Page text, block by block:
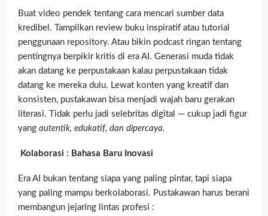
Buat video pendek tentang cara mencari sumber data
kredibel. Tampilkan review buku inspiratif atau tutorial
penggunaan repository. Atau bikin podcast ringan tentang
pentingnya berpikir kritis di era AI. Generasi muda tidak
akan datang ke perpustakaan kalau perpustakaan tidak
datang ke mereka dulu. Lewat konten yang kreatif dan
konsisten, pustakawan bisa menjadi wajah baru gerakan
literasi. Tidak perlu jadi selebritas digital — cukup jadi figur
yang autentik, edukatif, dan dipercaya.
Kolaborasi : Bahasa Baru Inovasi
Era AI bukan tentang siapa yang paling pintar, tapi siapa
yang paling mampu berkolaborasi. Pustakawan harus berani
membangun jejaring lintas profesi :